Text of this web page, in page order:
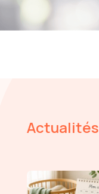
Actualités